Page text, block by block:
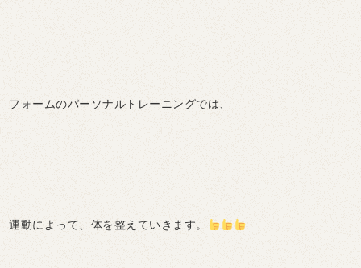
フォームのパーソナルトレーニングでは、
運動によって、体を整えていきます。